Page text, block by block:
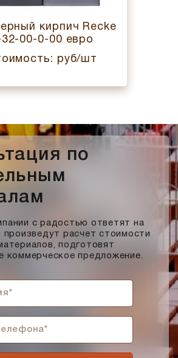
кирпич Recke
32-00-0-00 евро
руб/шт
по
с радостью ответят на
расчет стоимости
подготовят
коммерческое предложение.